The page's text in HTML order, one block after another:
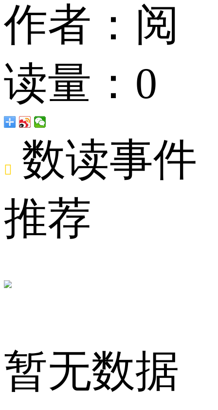
即
刻
报
作者： 阅
读量： 0

数读事件
推荐
暂无数据